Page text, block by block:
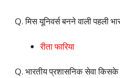
Q. मिस यूनिवर्स बनने वाली पहली
रीता फारिया
Q. भारतीय प्रशासनिक सेवा